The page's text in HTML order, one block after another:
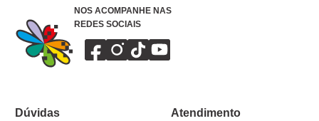
NOS ACOMPANHE NAS
REDES SOCIAIS
Dúvidas Atendimento